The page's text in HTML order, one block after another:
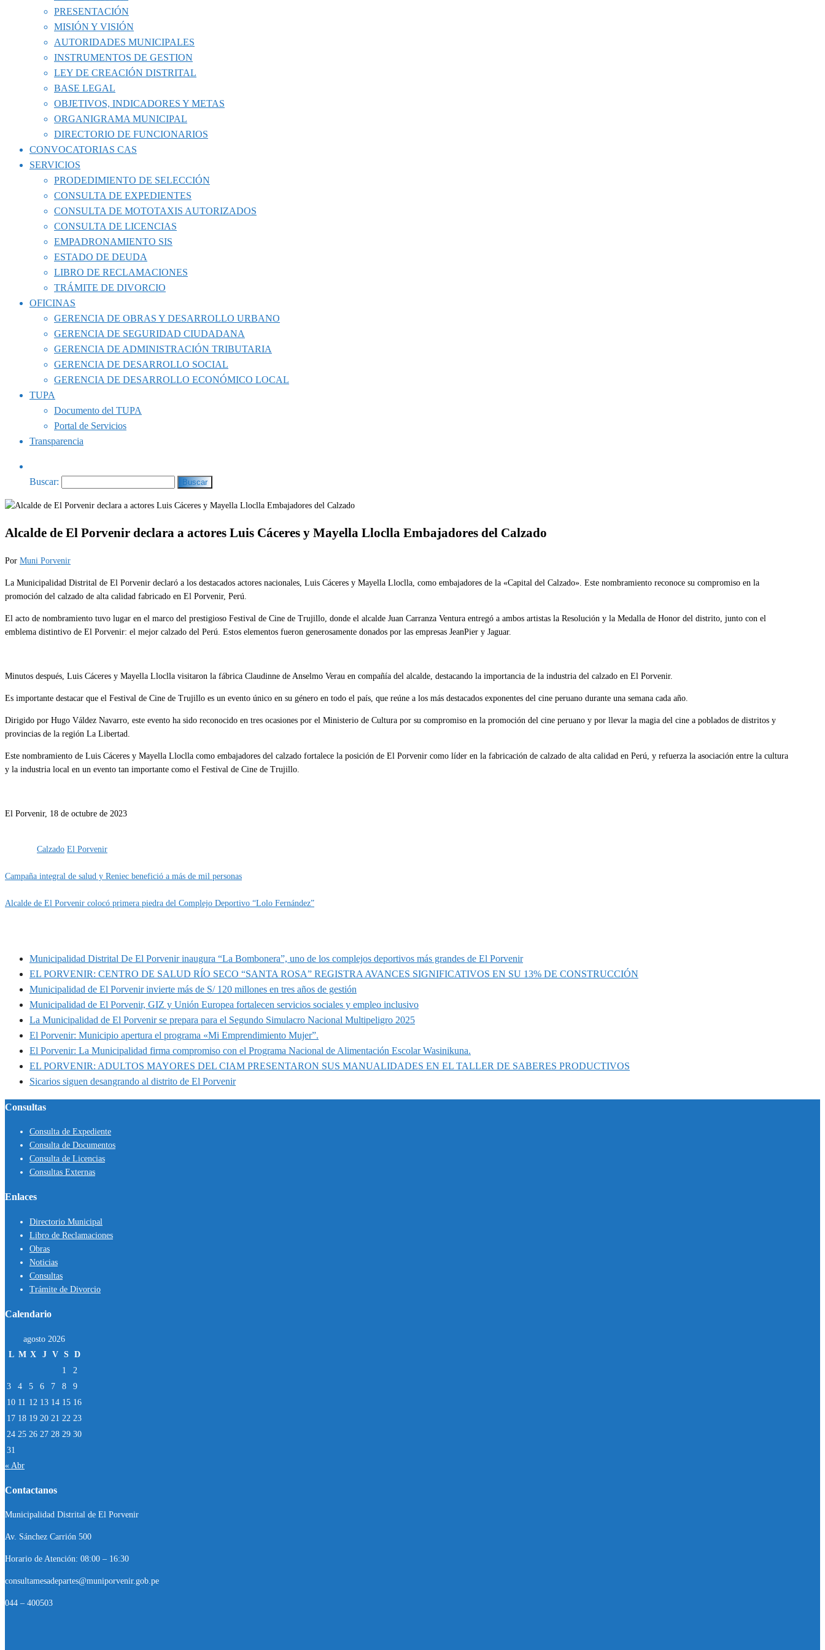
PRESENTACIÓN
MISIÓN Y VISIÓN
AUTORIDADES MUNICIPALES
INSTRUMENTOS DE GESTION
LEY DE CREACIÓN DISTRITAL
BASE LEGAL
OBJETIVOS, INDICADORES Y METAS
ORGANIGRAMA MUNICIPAL
DIRECTORIO DE FUNCIONARIOS
CONVOCATORIAS CAS
SERVICIOS
PRODEDIMIENTO DE SELECCIÓN
CONSULTA DE EXPEDIENTES
CONSULTA DE MOTOTAXIS AUTORIZADOS
CONSULTA DE LICENCIAS
EMPADRONAMIENTO SIS
ESTADO DE DEUDA
LIBRO DE RECLAMACIONES
TRÁMITE DE DIVORCIO
OFICINAS
GERENCIA DE OBRAS Y DESARROLLO URBANO
GERENCIA DE SEGURIDAD CIUDADANA
GERENCIA DE ADMINISTRACIÓN TRIBUTARIA
GERENCIA DE DESARROLLO SOCIAL
GERENCIA DE DESARROLLO ECONÓMICO LOCAL
TUPA
Documento del TUPA
Portal de Servicios
Transparencia
Buscar:
Alcalde de El Porvenir declara a actores Luis Cáceres y Mayella Lloclla Embajadores del Calzado
Por Muni Porvenir
La Municipalidad Distrital de El Porvenir declaró a los destacados actores nacionales, Luis Cáceres y Mayella Lloclla, como embajadores de la «Capital del Calzado». Este nombramiento reconoce su compromiso en la
promoción del calzado de alta calidad fabricado en El Porvenir, Perú.
El acto de nombramiento tuvo lugar en el marco del prestigioso Festival de Cine de Trujillo, donde el alcalde Juan Carranza Ventura entregó a ambos artistas la Resolución y la Medalla de Honor del distrito, junto con el
emblema distintivo de El Porvenir: el mejor calzado del Perú. Estos elementos fueron generosamente donados por las empresas JeanPier y Jaguar.
Minutos después, Luis Cáceres y Mayella Lloclla visitaron la fábrica Claudinne de Anselmo Verau en compañía del alcalde, destacando la importancia de la industria del calzado en El Porvenir.
Es importante destacar que el Festival de Cine de Trujillo es un evento único en su género en todo el país, que reúne a los más destacados exponentes del cine peruano durante una semana cada año.
Dirigido por Hugo Váldez Navarro, este evento ha sido reconocido en tres ocasiones por el Ministerio de Cultura por su compromiso en la promoción del cine peruano y por llevar la magia del cine a poblados de distritos y
provincias de la región La Libertad.
Este nombramiento de Luis Cáceres y Mayella Lloclla como embajadores del calzado fortalece la posición de El Porvenir como líder en la fabricación de calzado de alta calidad en Perú, y refuerza la asociación entre la cultura
y la industria local en un evento tan importante como el Festival de Cine de Trujillo.
El Porvenir, 18 de octubre de 2023
Calzado El Porvenir
Campaña integral de salud y Reniec benefició a más de mil personas
Alcalde de El Porvenir colocó primera piedra del Complejo Deportivo “Lolo Fernández”
Municipalidad Distrital De El Porvenir inaugura “La Bombonera”, uno de los complejos deportivos más grandes de El Porvenir
EL PORVENIR: CENTRO DE SALUD RÍO SECO “SANTA ROSA” REGISTRA AVANCES SIGNIFICATIVOS EN SU 13% DE CONSTRUCCIÓN
Municipalidad de El Porvenir invierte más de S/ 120 millones en tres años de gestión
Municipalidad de El Porvenir, GIZ y Unión Europea fortalecen servicios sociales y empleo inclusivo
La Municipalidad de El Porvenir se prepara para el Segundo Simulacro Nacional Multipeligro 2025
El Porvenir: Municipio apertura el programa «Mi Emprendimiento Mujer”.
El Porvenir: La Municipalidad firma compromiso con el Programa Nacional de Alimentación Escolar Wasinikuna.
EL PORVENIR: ADULTOS MAYORES DEL CIAM PRESENTARON SUS MANUALIDADES EN EL TALLER DE SABERES PRODUCTIVOS
Sicarios siguen desangrando al distrito de El Porvenir
Consultas
Consulta de Expediente
Consulta de Documentos
Consulta de Licencias
Consultas Externas
Enlaces
Directorio Municipal
Libro de Reclamaciones
Obras
Noticias
Consultas
Trámite de Divorcio
Calendario
agosto 2026
L M X J V S D
1
2
3
4 5 6 7 8
9
10 11 12 13 14 15 16
17 18 19 20 21 22 23
24 25 26 27 28 29 30
31
« Abr
Contactanos
Municipalidad Distrital de El Porvenir
Av. Sánchez Carrión 500
Horario de Atención: 08:00 – 16:30
consultamesadepartes@muniporvenir.gob.pe
044 – 400503